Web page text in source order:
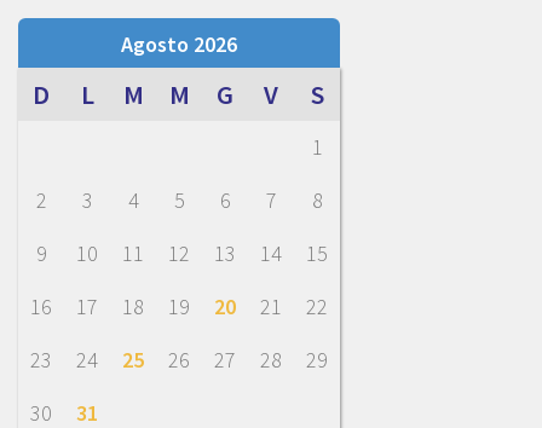
Agosto 2026
D L M M G V S
1
2
3 4 5 6 7
8
9
10 11 12 13 14
15
16
17 18 19 20 21
22
23
24 25 26 27 28
29
30
31